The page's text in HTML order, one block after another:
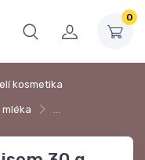
0
kosmetika
mléka …